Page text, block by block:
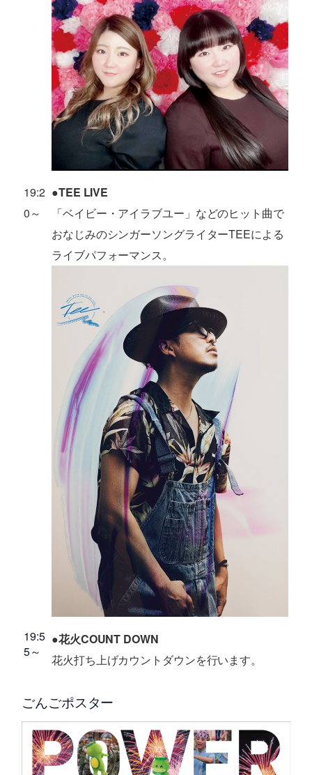
19:2
0～
●TEE LIVE
「ベイビー・アイラブユー」などのヒット曲で
おなじみのシンガーソングライターTEEによる
ライブパフォーマンス。
19:5
5～
●花火COUNT DOWN
花火打ち上げカウントダウンを行います。
ごんごポスター